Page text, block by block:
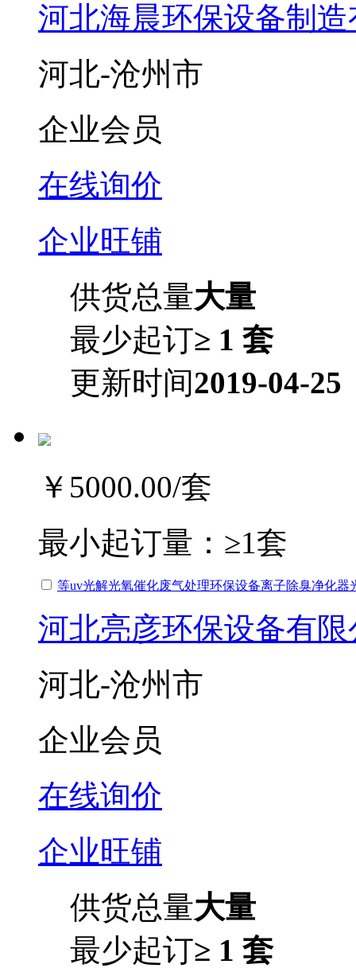
河北海晨环保设备制
河北-沧州市
企业会员
在线询价
企业旺铺
供货总量大量
最少起订≥ 1 套
更新时间2019-04-25
￥5000.00/套
最小起订量： ≥1套
等uv光解光氧催化废气处理环保设备离子除臭净化器
河北亮彦环保设备有限
河北-沧州市
企业会员
在线询价
企业旺铺
供货总量大量
最少起订≥ 1 套